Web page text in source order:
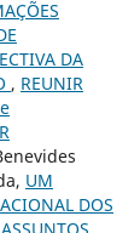
DA
, REUNIR
UM
DOS